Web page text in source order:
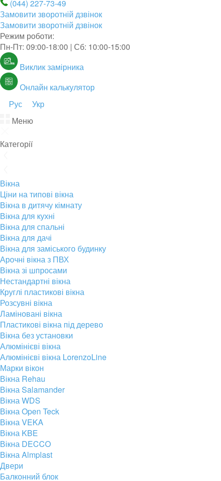
(044) 227-73-49
Замовити зворотній дзвінок
Замовити зворотній дзвінок
Режим роботи:
Пн-Пт: 09:00-18:00 | Сб: 10:00-15:00
Виклик замірника
Онлайн калькулятор
Рус
Укр
Меню
Категорії
Вікна
Ціни на типові вікна
Вікна в дитячу кімнату
Вікна для кухні
Вікна для спальні
Вікна для дачі
Вікна для заміського будинку
Арочні вікна з ПВХ
Вікна зі шпросами
Нестандартні вікна
Круглі пластикові вікна
Розсувні вікна
Ламіновані вікна
Пластикові вікна під дерево
Вікна без установки
Алюмінієві вікна
Алюмінієві вікна LorenzoLine
Марки вікон
Вікна Rehau
Вікна Salamander
Вікна WDS
Вікна Open Teck
Вікна VEKA
Вікна KBE
Вікна DECCO
Вікна Almplast
Двери
Балконний блок